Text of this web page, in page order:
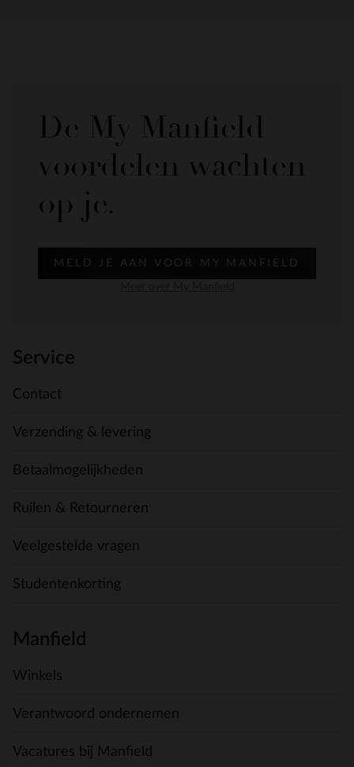
De My Manfield
voordelen wachten
op je.
MELD JE AAN VOOR MY MANFIELD
Service
Contact
Verzending & levering
Betaalmogelijkheden
Ruilen & Retourneren
Veelgestelde vragen
Studentenkorting
Manfield
Winkels
Verantwoord ondernemen
Vacatures bij Manfield